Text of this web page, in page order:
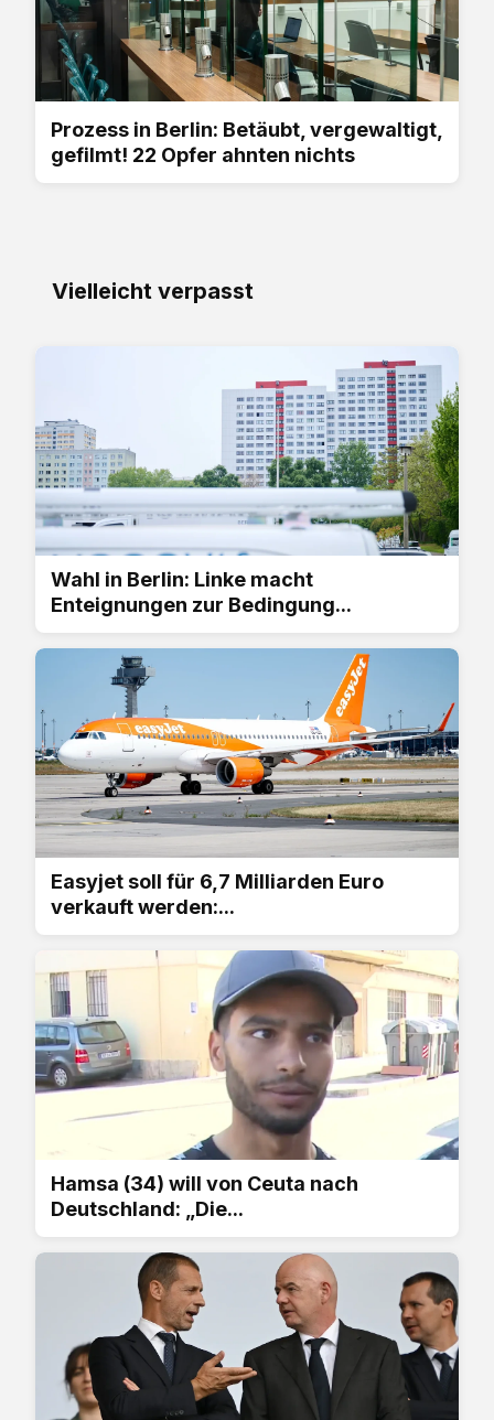
Prozess in Berlin: Betäubt, vergewaltigt,
gefilmt! 22 Opfer ahnten nichts
Vielleicht verpasst
Wahl in Berlin: Linke macht
Enteignungen zur Bedingung...
Easyjet soll für 6,7 Milliarden Euro
verkauft werden:...
Hamsa (34) will von Ceuta nach
Deutschland: „Die...